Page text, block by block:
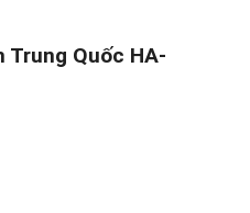
Trung Quốc HA-